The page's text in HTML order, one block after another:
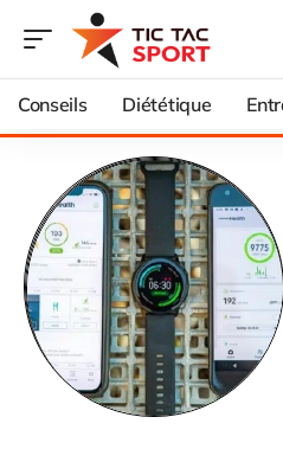
Conseils Diététique